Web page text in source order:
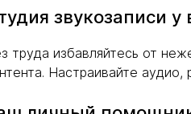
звукозаписи у
труда избавляйтесь от
Настраивайте аудио,